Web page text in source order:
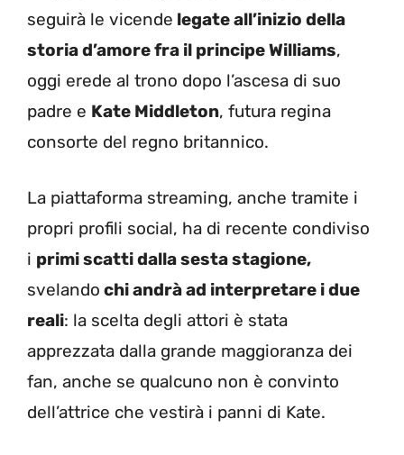
seguirà le vicende legate all’inizio della
storia d’amore fra il principe Williams,
oggi erede al trono dopo l’ascesa di suo
padre e Kate Middleton, futura regina
consorte del regno britannico.
La piattaforma streaming, anche tramite i
propri profili social, ha di recente condiviso
i primi scatti dalla sesta stagione,
svelando chi andrà ad interpretare i due
reali: la scelta degli attori è stata
apprezzata dalla grande maggioranza dei
fan, anche se qualcuno non è convinto
dell’attrice che vestirà i panni di Kate.